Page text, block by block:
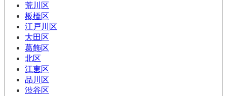
荒川区
板橋区
江戸川区
大田区
葛飾区
北区
江東区
品川区
渋谷区